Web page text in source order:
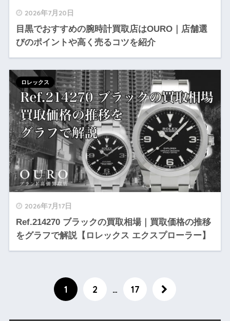
2026年7月20日
目黒でおすすめの腕時計買取店はOURO｜店舗選
びのポイントや高く売るコツを紹介
2026年7月17日
Ref.214270 ブラックの買取相場｜買取価格の推移
をグラフで解説【ロレックス エクスプローラー】
ロレックス
1 2 … 17